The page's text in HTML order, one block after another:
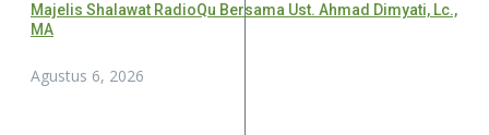
Majelis Shalawat RadioQu Bersama Ust. Ahmad Dimyati, Lc.,
MA
Agustus 6, 2026